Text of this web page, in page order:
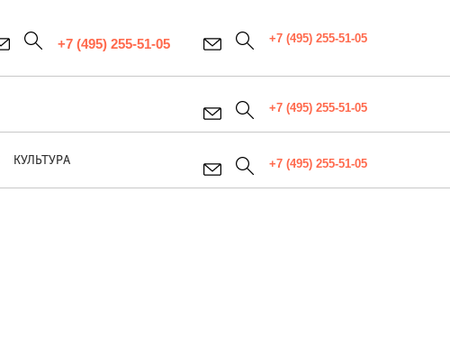
КУЛЬТУРА +7 (495) 255-51-05
+7 (495) 255-51-05
+7 (495) 255-51-05 +7 (495) 255-51-05